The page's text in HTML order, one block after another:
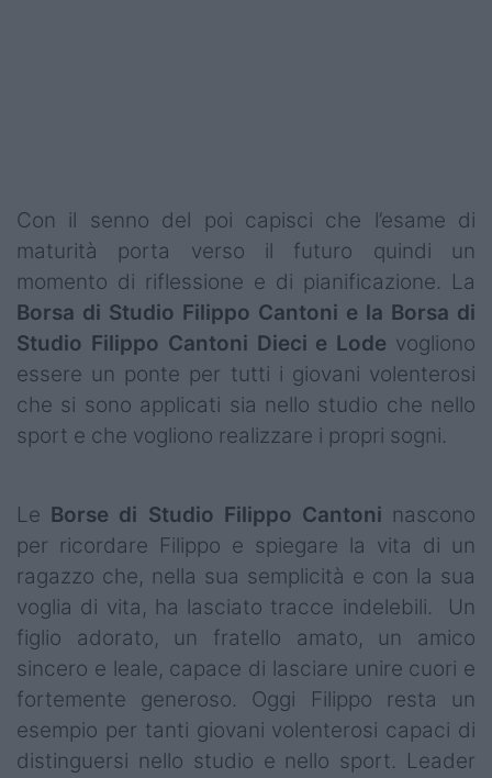
Con il senno del poi capisci che l’esame di
maturità porta verso il futuro quindi un
momento di riflessione e di pianificazione. La
Borsa di Studio Filippo Cantoni e la Borsa di
Studio Filippo Cantoni Dieci e Lode vogliono
essere un ponte per tutti i giovani volenterosi
che si sono applicati sia nello studio che nello
sport e che vogliono realizzare i propri sogni.
Le Borse di Studio Filippo Cantoni nascono
per ricordare Filippo e spiegare la vita di un
ragazzo che, nella sua semplicità e con la sua
voglia di vita, ha lasciato tracce indelebili. Un
figlio adorato, un fratello amato, un amico
sincero e leale, capace di lasciare unire cuori e
fortemente generoso. Oggi Filippo resta un
esempio per tanti giovani volenterosi capaci di
distinguersi nello studio e nello sport. Leader